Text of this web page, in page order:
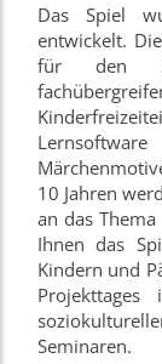
Das Spiel
entwickelt.
für den
10 Jahren
an das
Ihnen das
Kindern und
Seminaren.